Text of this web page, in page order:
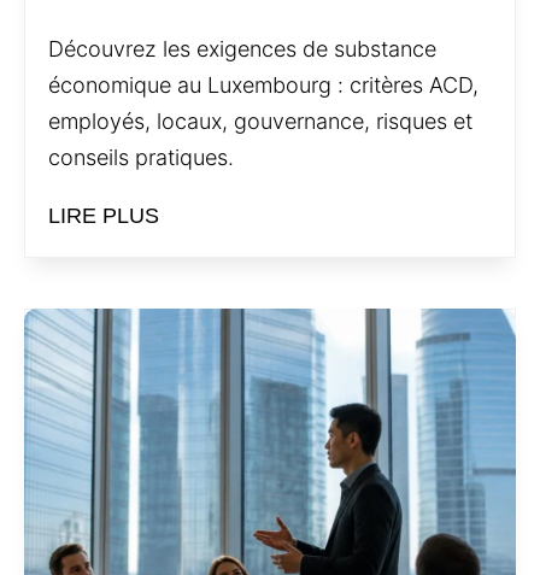
Découvrez les exigences de substance
économique au Luxembourg : critères ACD,
employés, locaux, gouvernance, risques et
conseils pratiques.
LIRE PLUS